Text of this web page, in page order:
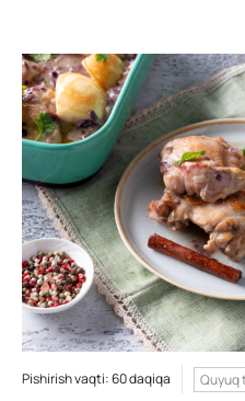
Pishirish vaqti: 60 daqiqa Quyuq